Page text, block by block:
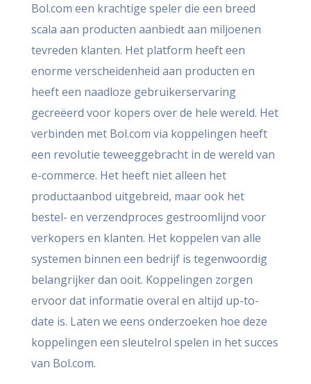
Bol.com een krachtige speler die een breed
scala aan producten aanbiedt aan miljoenen
tevreden klanten. Het platform heeft een
enorme verscheidenheid aan producten en
heeft een naadloze gebruikerservaring
gecreëerd voor kopers over de hele wereld. Het
verbinden met Bol.com via koppelingen heeft
een revolutie teweeggebracht in de wereld van
e-commerce. Het heeft niet alleen het
productaanbod uitgebreid, maar ook het
bestel- en verzendproces gestroomlijnd voor
verkopers en klanten. Het koppelen van alle
systemen binnen een bedrijf is tegenwoordig
belangrijker dan ooit. Koppelingen zorgen
ervoor dat informatie overal en altijd up-to-
date is. Laten we eens onderzoeken hoe deze
koppelingen een sleutelrol spelen in het succes
van Bol.com.